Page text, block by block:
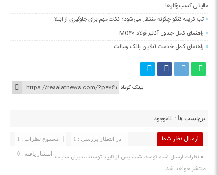
مالیاتی کسب‌وکارها
تب کریمه کنگو چگونه منتقل می‌شود؟ نکات مهم برای جلوگیری از ابتلا
راهنمای کامل جدول آنالیز فولاد MO40
راهنمای کامل خدمات آنلاین بانک رسالت
لینک کوتاه
برچسب ها : ناموجود
ارسال نظر شما مجموع نظرات : 1 در انتظار بررسی : 1
انتشار یافته : 0
نظرات ارسال شده توسط شما، پس از تایید توسط مدیران سایت
منتشر خواهد شد.